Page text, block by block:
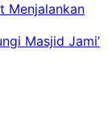
Menjalankan
Masjid Jami’